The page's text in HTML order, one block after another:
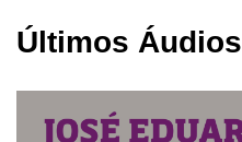
Últimos Áudios